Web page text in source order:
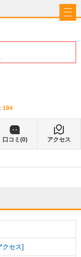
194
口コミ(0) アクセス
クセス]